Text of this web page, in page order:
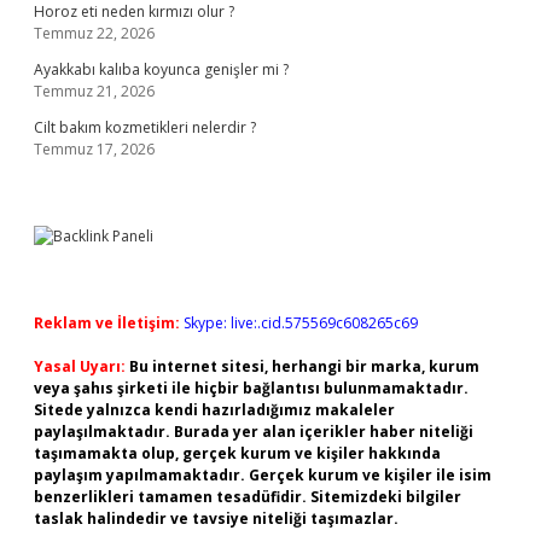
Horoz eti neden kırmızı olur ?
Temmuz 22, 2026
Ayakkabı kalıba koyunca genişler mi ?
Temmuz 21, 2026
Cilt bakım kozmetikleri nelerdir ?
Temmuz 17, 2026
Reklam ve İletişim: Skype: live:.cid.575569c608265c69
Yasal Uyarı: Bu internet sitesi, herhangi bir marka, kurum
veya şahıs şirketi ile hiçbir bağlantısı bulunmamaktadır.
Sitede yalnızca kendi hazırladığımız makaleler
paylaşılmaktadır. Burada yer alan içerikler haber niteliği
taşımamakta olup, gerçek kurum ve kişiler hakkında
paylaşım yapılmamaktadır. Gerçek kurum ve kişiler ile isim
benzerlikleri tamamen tesadüfidir. Sitemizdeki bilgiler
taslak halindedir ve tavsiye niteliği taşımazlar.